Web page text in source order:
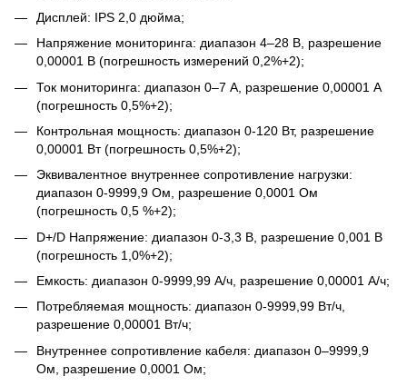
Дисплей: IPS 2,0 дюйма;
Напряжение мониторинга: диапазон 4–28 В, разрешение
0,00001 В (погрешность измерений 0,2%+2);
Ток мониторинга: диапазон 0–7 А, разрешение 0,00001 А
(погрешность 0,5%+2);
Контрольная мощность: диапазон 0-120 Вт, разрешение
0,00001 Вт (погрешность 0,5%+2);
Эквивалентное внутреннее сопротивление нагрузки:
диапазон 0-9999,9 Ом, разрешение 0,0001 Ом
(погрешность 0,5 %+2);
D+/D Напряжение: диапазон 0-3,3 В, разрешение 0,001 В
(погрешность 1,0%+2);
Емкость: диапазон 0-9999,99 А/ч, разрешение 0,00001 А/ч;
Потребляемая мощность: диапазон 0-9999,99 Вт/ч,
разрешение 0,00001 Вт/ч;
Внутреннее сопротивление кабеля: диапазон 0–9999,9
Ом, разрешение 0,0001 Ом;